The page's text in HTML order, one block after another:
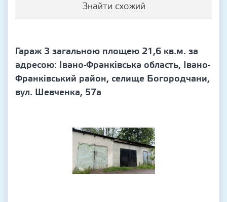
Знайти схожий
Гараж 3 загальною площею 21,6 кв.м. за
адресою: Івано-Франківська область, Івано-
Франківський район, селище Богородчани,
вул. Шевченка, 57а